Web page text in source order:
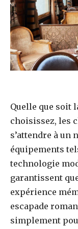
Quelle que soit
choisissez, les
s’attendre à un
équipements
technologie
garantissent
expérience
escapade
simplement